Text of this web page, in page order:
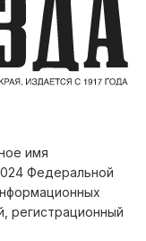
имя
Федеральной
регистрационный